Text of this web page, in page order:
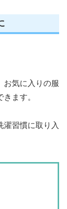
お気に入りの服
ます。
濯習慣に取り入